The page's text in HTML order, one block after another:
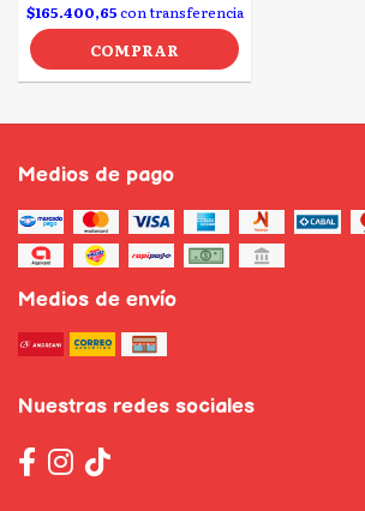
$165.400,65con transferencia
COMPRAR
Medios de pago
Medios de envío
Nuestras redes sociales